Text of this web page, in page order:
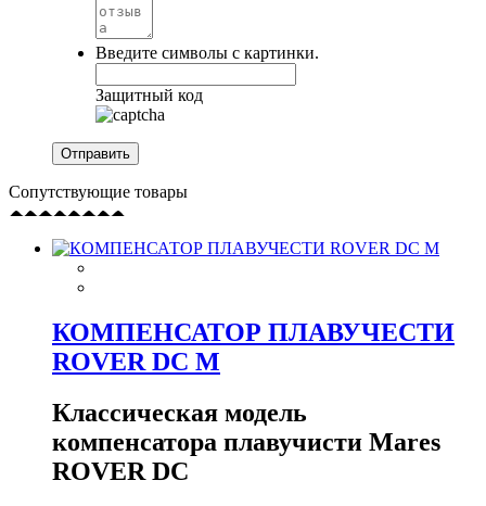
Введите символы с картинки.
Защитный код
Сопутствующие товары
КОМПЕНСАТОР ПЛАВУЧЕСТИ
ROVER DC M
Классическая модель
компенсатора плавучисти Mares
ROVER DC